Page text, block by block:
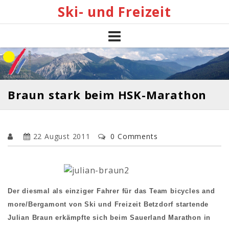
Ski- und Freizeit
Braun stark beim HSK-Marathon
22 August 2011 0 Comments
Der diesmal als einziger Fahrer für das Team bicycles and
more/Bergamont von Ski und Freizeit Betzdorf startende
Julian Braun erkämpfte sich beim Sauerland Marathon in